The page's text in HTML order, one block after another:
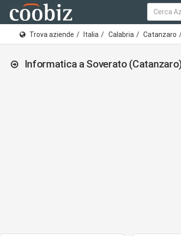
Trova aziende Italia Calabria Catanzaro
Informatica a Soverato